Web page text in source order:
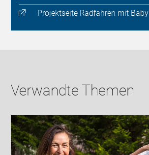
Projektseite Radfahren mit Baby
Verwandte Themen